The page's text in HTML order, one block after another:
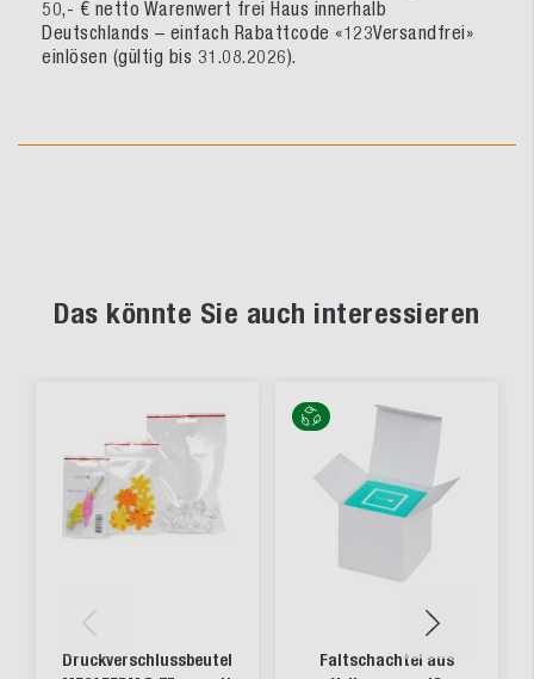
50,- € netto Warenwert frei Haus innerhalb
Deutschlands – einfach Rabattcode «123Versandfrei»
einlösen (gültig bis 31.08.2026).
Das könnte Sie auch interessieren
Druckverschlussbeutel
Faltschachtel aus